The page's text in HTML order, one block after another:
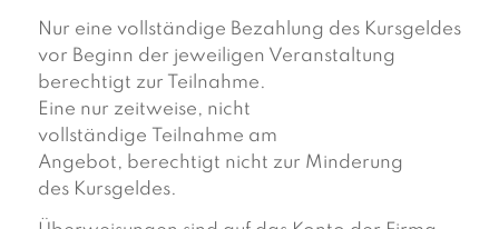
Nur eine vollständige Bezahlung des Kursgeldes
vor Beginn der jeweiligen Veranstaltung
berechtigt zur Teilnahme.
Eine nur zeitweise, nicht
vollständige Teilnahme am
Angebot, berechtigt nicht zur Minderung
des Kursgeldes.